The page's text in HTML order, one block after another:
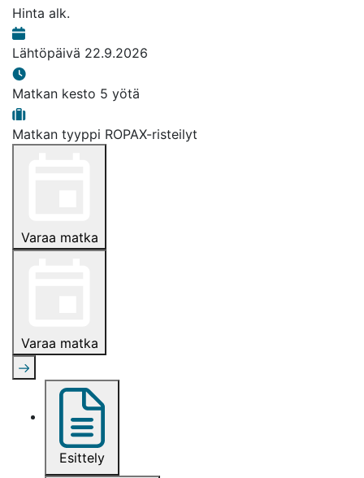
Hinta alk.
Lähtöpäivä 22.9.2026
Matkan kesto 5 yötä
Matkan tyyppi ROPAX-risteilyt
Varaa matka
Varaa matka
Esittely